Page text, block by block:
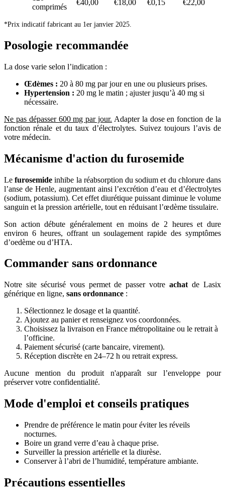
comprimés
€40,00 €18,00 €0,15 €22,00
*Prix indicatif fabricant au 1er janvier 2025.
Posologie recommandée
La dose varie selon l’indication :
Œdèmes : 20 à 80 mg par jour en une ou plusieurs prises.
Hypertension : 20 mg le matin ; ajuster jusqu’à 40 mg si
nécessaire.
Ne pas dépasser 600 mg par jour. Adapter la dose en fonction de la
fonction rénale et du taux d’électrolytes. Suivez toujours l’avis de
votre médecin.
Mécanisme d'action du furosemide
Lefurosemide inhibe la réabsorption du sodium et du chlorure dans
l’anse de Henle, augmentant ainsi l’excrétion d’eau et d’électrolytes
(sodium, potassium). Cet effet diurétique puissant diminue le volume
sanguin et la pression artérielle, tout en réduisant l’œdème tissulaire.
Son action débute généralement en moins de 2 heures et dure
environ 6 heures, offrant un soulagement rapide des symptômes
d’oedème ou d’HTA.
Commander sans ordonnance
Notre site sécurisé vous permet de passer votreachat de Lasix
générique en ligne, sans ordonnance :
Sélectionnez le dosage et la quantité.
Ajoutez au panier et renseignez vos coordonnées.
Choisissez la livraison en France métropolitaine ou le retrait à
l’officine.
Paiement sécurisé (carte bancaire, virement).
Réception discrète en 24–72 h ou retrait express.
Aucune mention du produit n'apparaît sur l’enveloppe pour
préserver votre confidentialité.
Mode d'emploi et conseils pratiques
Prendre de préférence le matin pour éviter les réveils
nocturnes.
Boire un grand verre d’eau à chaque prise.
Surveiller la pression artérielle et la diurèse.
Conserver à l’abri de l’humidité, température ambiante.
Précautions essentielles